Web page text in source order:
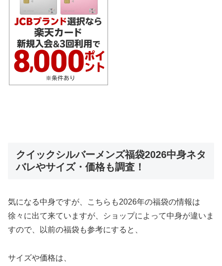
クイックシルバーメンズ福袋2026中身ネタ
バレやサイズ・価格も調査！
気になる中身ですが、こちらも2026年の福袋の情報は
徐々に出て来ていますが、ショップによって中身が違いま
すので、以前の福袋も参考にすると、
サイズや価格は、